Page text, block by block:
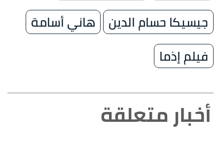
جيسيكا حسام الدين
هاني أسامة
فيلم إذما
أخبار متعلقة